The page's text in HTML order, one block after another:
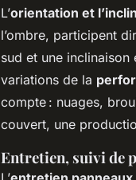
L’orientation et
l’ombre, participent
sud et une inclinaison
variations de la
compte : nuages,
couvert, une
Entretien, suivi de